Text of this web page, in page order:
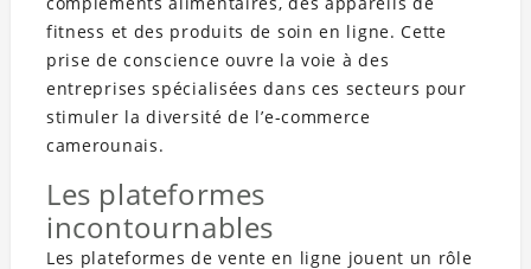
fitness et des produits de soin en ligne. Cette
prise de conscience ouvre la voie à des
entreprises spécialisées dans ces secteurs pour
stimuler la diversité de l’e-commerce
camerounais.
Les plateformes
incontournables
Les plateformes de vente en ligne jouent un rôle